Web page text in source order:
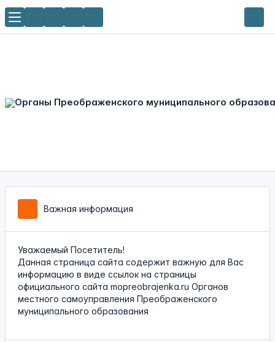
Важная информация
Уважаемый Посетитель!
Данная страница сайта содержит важную для Вас
информацию в виде ссылок на страницы
официального сайта mopreobrajenka.ru Органов
местного самоуправления Преображенского
муниципального образования